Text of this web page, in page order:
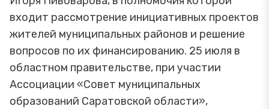
входит рассмотрение инициативных проектов
жителей муниципальных районов и решение
вопросов по их финансированию. 25 июля в
областном правительстве, при участии
Ассоциации «Совет муниципальных
образований Саратовской области»,